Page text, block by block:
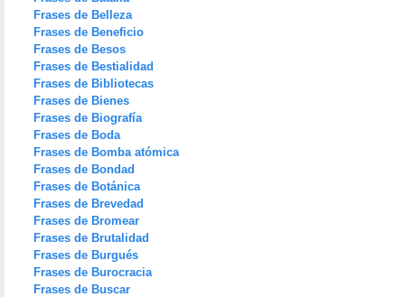
Frases de Belleza
Frases de Beneficio
Frases de Besos
Frases de Bestialidad
Frases de Bibliotecas
Frases de Bienes
Frases de Biografía
Frases de Boda
Frases de Bomba atómica
Frases de Bondad
Frases de Botánica
Frases de Brevedad
Frases de Bromear
Frases de Brutalidad
Frases de Burgués
Frases de Burocracia
Frases de Buscar